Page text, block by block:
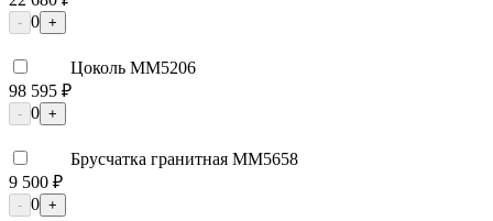
- 0 +
Цоколь ММ5206
98 595 ₽
- 0 +
Брусчатка гранитная ММ5658
9 500 ₽
- 0 +